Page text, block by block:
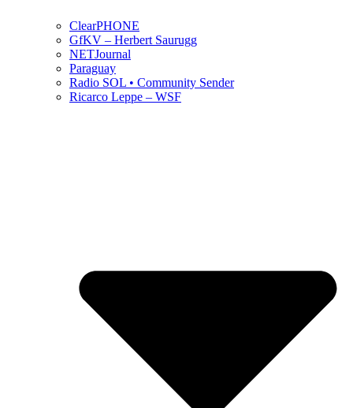
ClearPHONE
GfKV – Herbert Saurugg
NETJournal
Paraguay
Radio SOL • Community Sender
Ricarco Leppe – WSF